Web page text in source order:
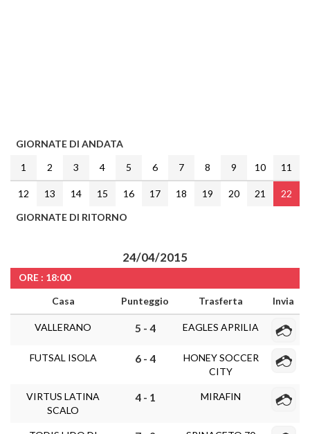
GIORNATE DI ANDATA
1
2 3 4 5 6 7 8 9 10 11
12 13 14 15 16 17 18 19 20 21
22
GIORNATE DI RITORNO
24/04/2015
ORE : 18:00
Casa
Punteggio Trasferta Invia
VALLERANO 5 - 4 EAGLES APRILIA
FUTSAL ISOLA 6 - 4
HONEY SOCCER
CITY
VIRTUS LATINA
SCALO
4 - 1 MIRAFIN